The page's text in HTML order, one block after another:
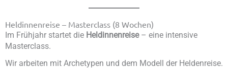
Heldinnenreise – Masterclass (8 Wochen)
Im Frühjahr startet die Heldinnenreise– eine intensive
Masterclass.
Wir arbeiten mit Archetypen und dem Modell der Heldenreise.